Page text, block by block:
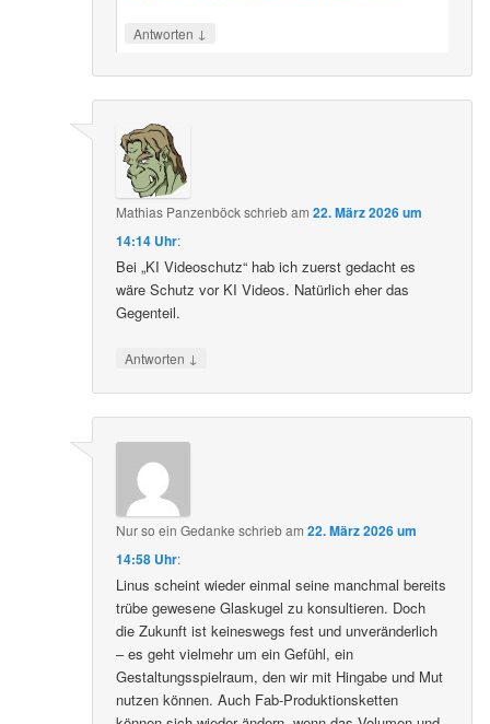
Antworten ↓
Mathias Panzenböckschriebam22. März 2026 um
14:14 Uhr:
Bei „KI Videoschutz“ hab ich zuerst gedacht es
wäre Schutz vor KI Videos. Natürlich eher das
Gegenteil.
Antworten ↓
Nur so ein Gedanke schriebam22. März 2026 um
14:58 Uhr:
Linus scheint wieder einmal seine manchmal bereits
trübe gewesene Glaskugel zu konsultieren. Doch
die Zukunft ist keineswegs fest und unveränderlich
– es geht vielmehr um ein Gefühl, ein
Gestaltungsspielraum, den wir mit Hingabe und Mut
nutzen können. Auch Fab-Produktionsketten